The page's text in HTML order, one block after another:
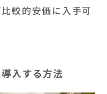
較的安価に入手可
入する方法